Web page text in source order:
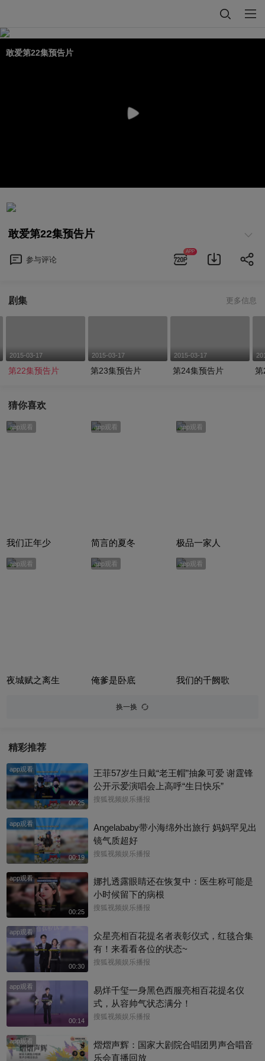
敢爱第22集预告片
敢爱第22集预告片
参与评论
APP
剧集 更多信息
2015-03-17
第22集预告片
2015-03-17
第23集预告片
2015-03-17
第24集预告片 第
猜你喜欢
app观看
我们正年少
app观看
简言的夏冬
app观看
极品一家人
app观看
夜城赋之离生
app观看
俺爹是卧底
app观看
我们的千阙歌
换一换
精彩推荐
app观看
00:25
王菲57岁生日戴“老王帽”抽象可爱 谢霆锋
公开示爱演唱会上高呼“生日快乐”
搜狐视频娱乐播报
app观看
00:19
Angelababy带小海绵外出旅行 妈妈罕见出
镜气质超好
搜狐视频娱乐播报
app观看
00:25
娜扎透露眼睛还在恢复中：医生称可能是
小时候留下的病根
搜狐视频娱乐播报
app观看
00:30
众星亮相百花提名者表彰仪式，红毯合集
有！来看看各位的状态~
搜狐视频娱乐播报
app观看
00:14
易烊千玺一身黑色西服亮相百花提名仪
式，从容帅气状态满分！
搜狐视频娱乐播报
app观看
熠熠声辉：国家大剧院合唱团男声合唱音
乐会直播回放